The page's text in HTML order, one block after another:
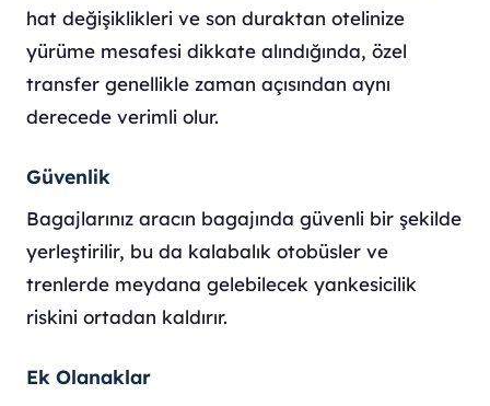
hat değişiklikleri ve son duraktan otelinize
yürüme mesafesi dikkate alındığında, özel
transfer genellikle zaman açısından aynı
derecede verimli olur.
Güvenlik
Bagajlarınız aracın bagajında güvenli bir şekilde
yerleştirilir, bu da kalabalık otobüsler ve
trenlerde meydana gelebilecek yankesicilik
riskini ortadan kaldırır.
Ek Olanaklar